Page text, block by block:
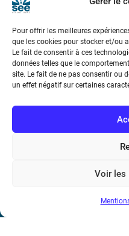
Pour offrir les meilleures
que les cookies pour stocker et/ou
Le fait de consentir à ces
données telles que le
site. Le fait de ne pas consentir ou
un effet négatif sur certaines
Voir les
Bicentenaire des
Société de l’Electricité, de
17 rue de l’Amiral Hamelin
Métro : « Boissière » Ligne 6
Téléphone : (+33) 1 56 90
N° de SIREN : 785 393 232,
communautaire : FR44 785